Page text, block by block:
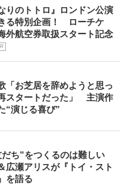
りのトトロ』ロンドン公演
る特別企画！ ローチケ
外航空券取扱スタート記念
「お芝居を辞めようと思っ
スタートだった」 主演作
“演じる喜び”
だち”をつくるのは難しい
広瀬アリスが『トイ・スト
を語る